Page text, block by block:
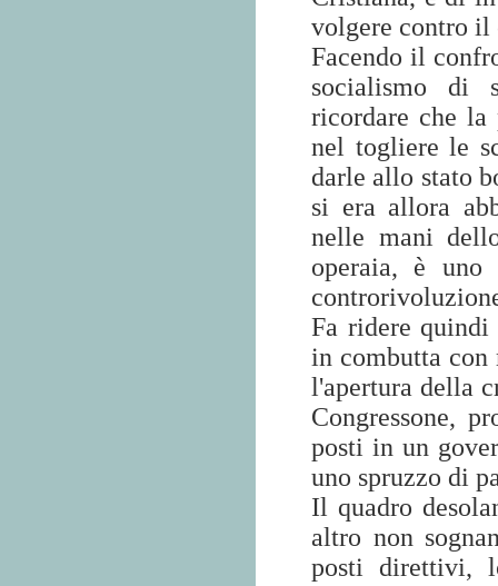
volgere contro
Facendo il
socialismo di
ricordare che la
nel togliere le
darle allo stato
si era allora
nelle mani
operaia, è uno
Fa ridere
in combutta con
l'apertura della
Congressone,
posti in un
uno spruzzo di
Il quadro
altro non
posti direttivi,